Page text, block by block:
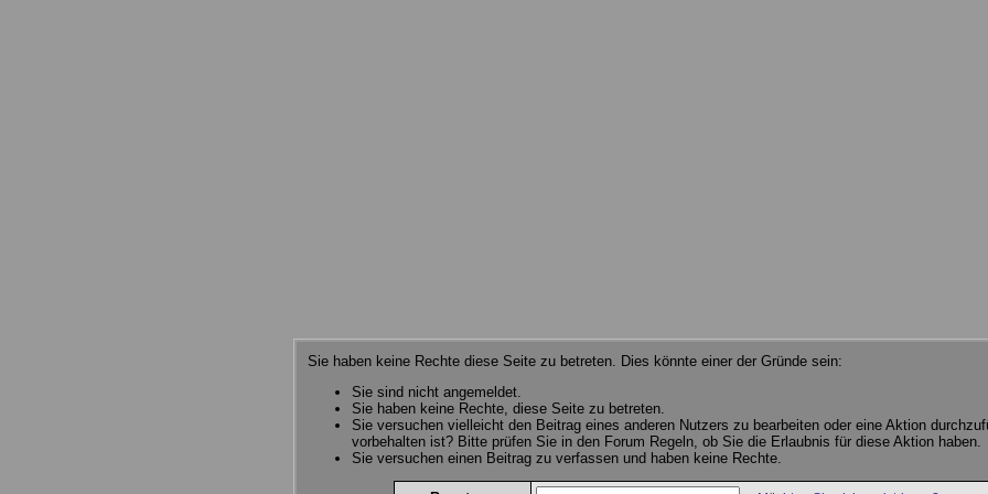
Sie haben keine Rechte diese Seite zu betreten. Dies könnte einer der Gründe sein:
Sie sind nicht angemeldet.
Sie haben keine Rechte, diese Seite zu betreten.
Sie versuchen vielleicht den Beitrag eines anderen Nutzers zu bearbeiten oder eine Aktion
vorbehalten ist? Bitte prüfen Sie in den Forum Regeln, ob Sie die Erlaubnis für diese Aktion haben.
Sie versuchen einen Beitrag zu verfassen und haben keine Rechte.